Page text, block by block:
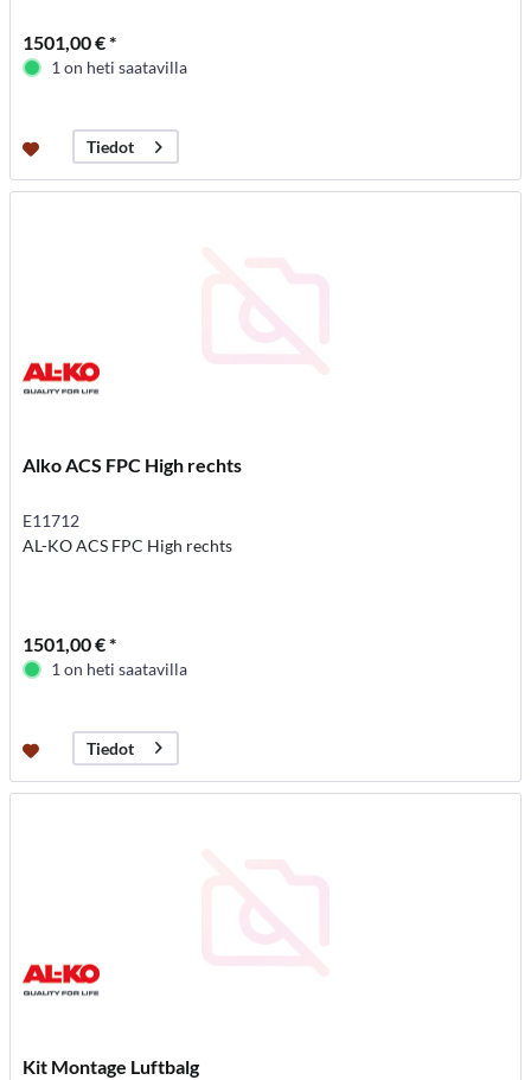
1501,00 € *
1 on heti saatavilla
Tiedot
Alko ACS FPC High rechts
E11712
AL-KO ACS FPC High rechts
1501,00 € *
1 on heti saatavilla
Tiedot
Kit Montage Luftbalg